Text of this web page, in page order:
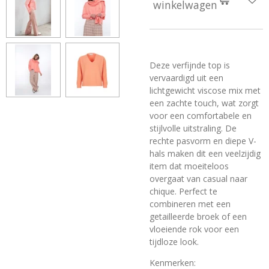
winkelwagen
Deze verfijnde top is
vervaardigd uit een
lichtgewicht viscose mix met
een zachte touch, wat zorgt
voor een comfortabele en
stijlvolle uitstraling. De
rechte pasvorm en diepe V-
hals maken dit een veelzijdig
item dat moeiteloos
overgaat van casual naar
chique. Perfect te
combineren met een
getailleerde broek of een
vloeiende rok voor een
tijdloze look.
Kenmerken: